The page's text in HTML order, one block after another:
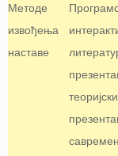
Методе
извођења
наставе